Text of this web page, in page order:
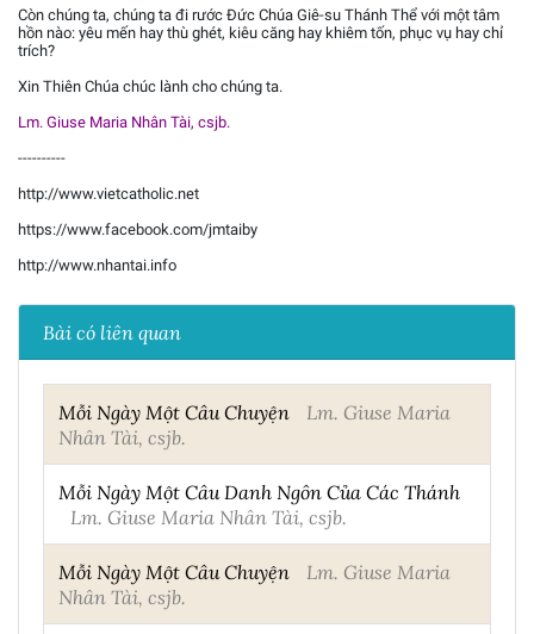
Còn chúng ta, chúng ta đi rước Đức Chúa Giê-su Thánh Thể với một tâm
hồn nào: yêu mến hay thù ghét, kiêu căng hay khiêm tốn, phục vụ hay chỉ
trích?
Xin Thiên Chúa chúc lành cho chúng ta.
Lm. Giuse Maria Nhân Tài, csjb.
----------
http://www.vietcatholic.net
https://www.facebook.com/jmtaiby
http://www.nhantai.info
Bài có liên quan
Mỗi Ngày Một Câu Chuyện
Lm. Giuse Maria
Nhân Tài, csjb.
Mỗi Ngày Một Câu Danh Ngôn Của Các Thánh
Lm. Giuse Maria Nhân Tài, csjb.
Mỗi Ngày Một Câu Chuyện
Lm. Giuse Maria
Nhân Tài, csjb.